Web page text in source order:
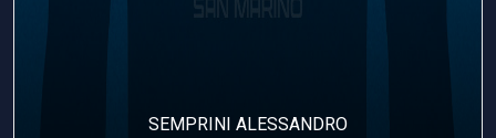
SEMPRINI ALESSANDRO